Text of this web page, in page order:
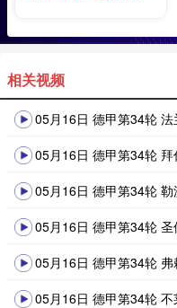
相关视频
05月16日 德甲第34轮
05月16日 德甲第34轮
05月16日 德甲第34轮
05月16日 德甲第34轮
05月16日 德甲第34轮
05月16日 德甲第34轮